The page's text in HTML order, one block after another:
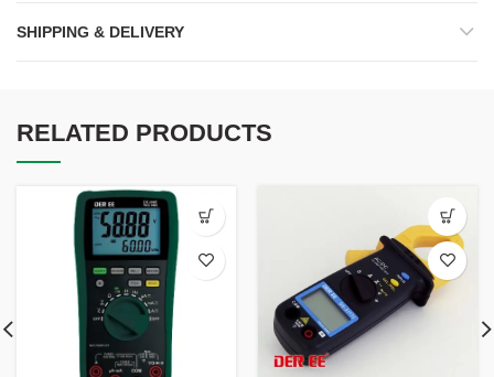
SHIPPING & DELIVERY
RELATED PRODUCTS